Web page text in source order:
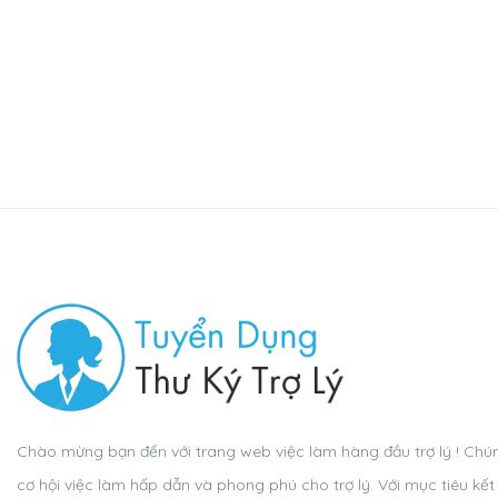
Chào mừng bạn đến với trang web việc làm hàng đầu trợ lý !
cơ hội việc làm hấp dẫn và phong phú cho trợ lý. Với mục tiêu